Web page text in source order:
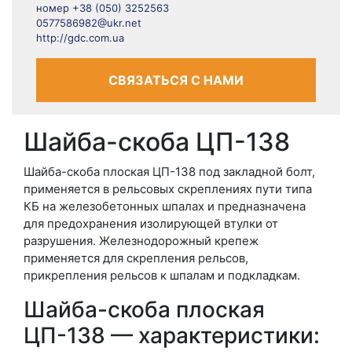
номер +38 (050) 3252563
0577586982@ukr.net
http://gdc.com.ua
СВЯЗАТЬСЯ С НАМИ
Шайба-скоба ЦП-138
Шайба-скоба плоская ЦП-138 под закладной болт,
применяется в рельсовых скреплениях пути типа
КБ на железобетонных шпалах и предназначена
для предохранения изолирующей втулки от
разрушения. Железнодорожный крепеж
применяется для скрепления рельсов,
прикрепления рельсов к шпалам и подкладкам.
Шайба-скоба плоская
ЦП-138 — характеристики: